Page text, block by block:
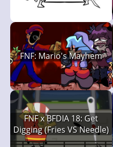
FNF: Mario's Mayhem
FNF x BFDIA 18: Get
Digging (Fries VS Needle)